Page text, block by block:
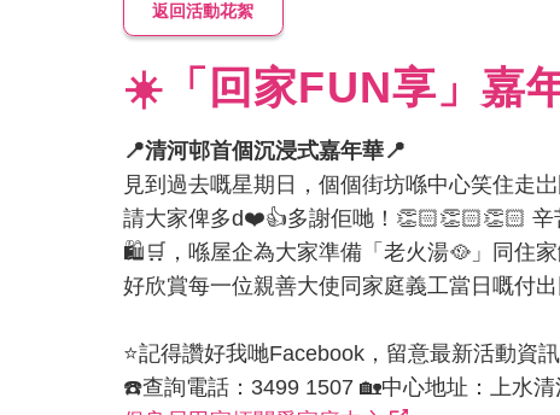
返回活動花絮
☀️「回家FUN享」嘉
📍清河邨首個沉浸式嘉年華📍
見到過去嘅星期日，個個街坊喺中心笑住走
請大家俾多d❤️👍多謝佢哋！👏🏻👏🏻👏🏻
🛍️🛒，喺屋企為大家準備「老火湯🥘」同住
好欣賞每一位親善大使同家庭義工當日嘅付
⭐️記得讚好我哋Facebook，留意最新活動資訊
☎️查詢電話：3499 1507 🏡中心地址：上水